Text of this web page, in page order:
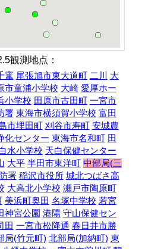
観測地点：
竃 尾張旭市東大道町 二川
大
市童浦小学校 大崎 愛厚ホー
小学校 田原市古田町 一宮市
署 東海市横須賀小学校 富田
市埋田町 刈谷市寿町 安城農
化センター 東海市名和町 田
水小学校 天白保健センター
大平 半田市東洋町 中部局(三
署 稲沢市役所 城北つばさ高
大高北小学校 瀬戸市陶原町
美浜町奥田 名塚中学校 若宮
神宮公園 港陽 守山保健セン
田 一宮市松降通 春日井市勝
局(竹元町) 北部局(加納町) 東